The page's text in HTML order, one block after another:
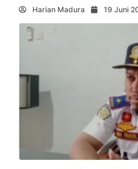
Harian Madura 19 Juni